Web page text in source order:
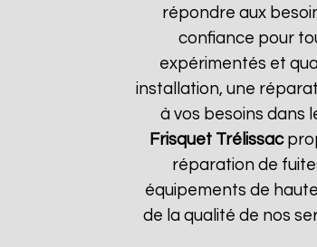
répondre aux
confiance pour
expérimentés et
installation, une
à vos besoins dans
Frisquet Trélissac
réparation de
équipements de
de la qualité de nos